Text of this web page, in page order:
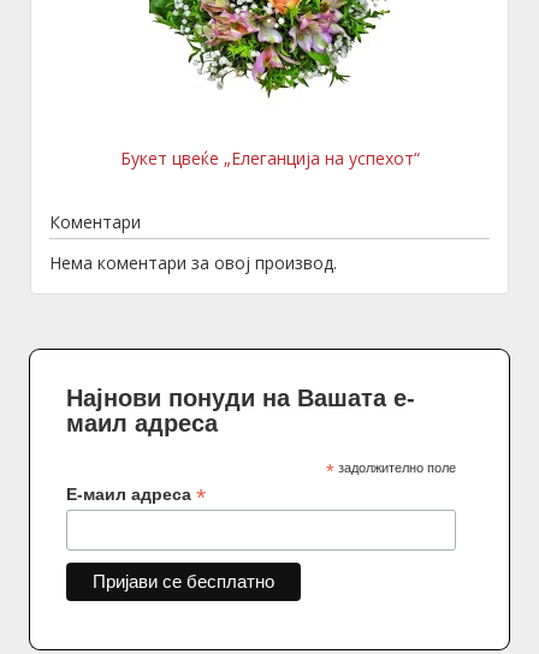
Букет цвеќе „Елеганција на успехот“
Коментари
Нема коментари за овој производ.
Најнови понуди на Вашата е-
маил адреса
* задолжително поле
Е-маил адреса *